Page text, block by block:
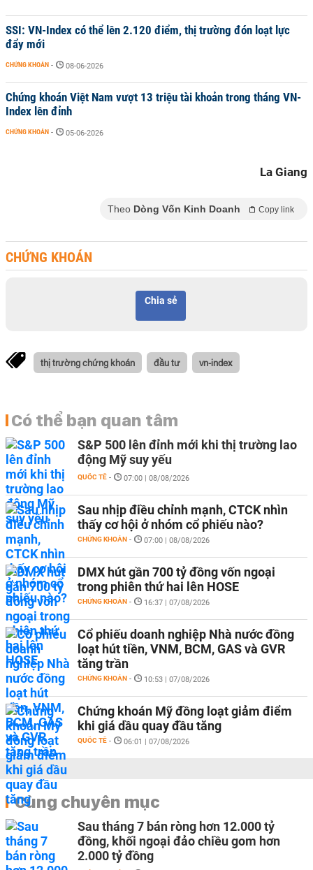
SSI: VN-Index có thể lên 2.120 điểm, thị trường đón loạt lực
đẩy mới
CHỨNG KHOÁN - 08-06-2026
Chứng khoán Việt Nam vượt 13 triệu tài khoản trong tháng VN-
Index lên đỉnh
CHỨNG KHOÁN - 05-06-2026
La Giang
Theo Dòng Vốn Kinh Doanh Copy link
CHỨNG KHOÁN
Chia sẻ
thị trường chứng khoán đầu tư vn-index
Có thể bạn quan tâm
S&P 500 lên đỉnh mới khi thị trường lao
động Mỹ suy yếu
QUỐC TẾ - 07:00 | 08/08/2026
Sau nhịp điều chỉnh mạnh, CTCK nhìn
thấy cơ hội ở nhóm cổ phiếu nào?
CHỨNG KHOÁN - 07:00 | 08/08/2026
DMX hút gần 700 tỷ đồng vốn ngoại
trong phiên thứ hai lên HOSE
CHỨNG KHOÁN - 16:37 | 07/08/2026
Cổ phiếu doanh nghiệp Nhà nước đồng
loạt hút tiền, VNM, BCM, GAS và GVR
tăng trần
CHỨNG KHOÁN - 10:53 | 07/08/2026
Chứng khoán Mỹ đồng loạt giảm điểm
khi giá dầu quay đầu tăng
QUỐC TẾ - 06:01 | 07/08/2026
Cùng chuyên mục
Sau tháng 7 bán ròng hơn 12.000 tỷ
đồng, khối ngoại đảo chiều gom hơn
2.000 tỷ đồng